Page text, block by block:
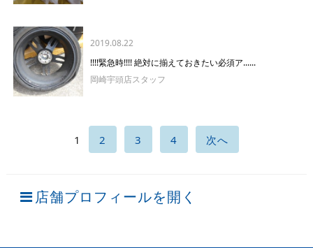
2019.08.22
!!!!緊急時!!!! 絶対に揃えておきたい必須ア......
岡崎宇頭店スタッフ
1 2 3 4 次へ
店舗プロフィールを開く